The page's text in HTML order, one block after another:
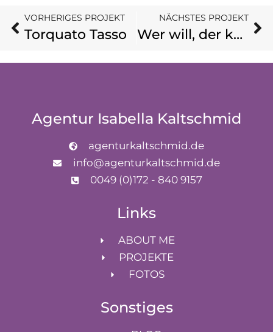
VORHERIGES PROJEKT
Torquato Tasso
NÄCHSTES PROJEKT
Wer will, der kann
Agentur Isabella Kaltschmid
agenturkaltschmid.de
info@agenturkaltschmid.de
0049 (0)172 - 840 9157
Links
ABOUT ME
PROJEKTE
FOTOS
Sonstiges